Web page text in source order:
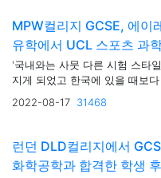
MPW컬리지 GCSE, 에이
유학에서 UCL 스포츠 과
'국내와는 사뭇 다른 시험 스타
지게 되었고 한국에 있을 때보
할애할 수 있었습니다'
2022-08-17 31468
런던 DLD컬리지에서
화학공학과 합격한 학생